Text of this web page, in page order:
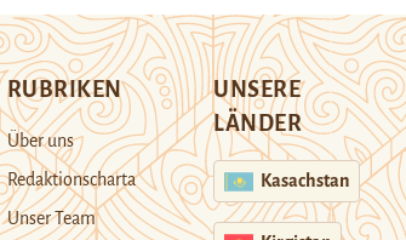
RUBRIKEN
Über uns
Redaktionscharta
Unser Team
UNSERE
LÄNDER
Kasachstan